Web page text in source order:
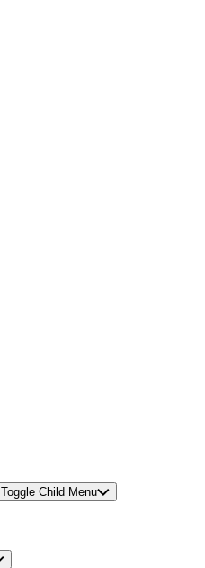
Toggle Child Menu